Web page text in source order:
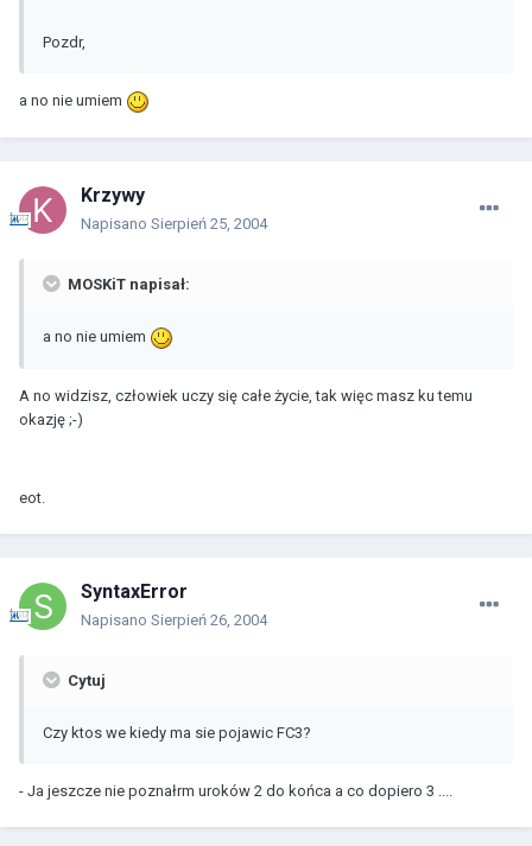
Pozdr,
a no nie umiem
Krzywy
Napisano Sierpień 25, 2004
MOSKiT napisał:
a no nie umiem
A no widzisz, człowiek uczy się całe życie, tak więc masz ku temu
okazję ;-)
eot.
SyntaxError
Napisano Sierpień 26, 2004
Cytuj
Czy ktos we kiedy ma sie pojawic FC3?
- Ja jeszcze nie poznałrm uroków 2 do końca a co dopiero 3 ....